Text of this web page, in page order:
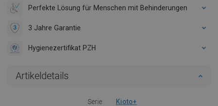
Perfekte Lösung für Menschen mit Behinderungen
3 Jahre Garantie
Hygienezertifikat PZH
Artikeldetails
Serie Kioto+